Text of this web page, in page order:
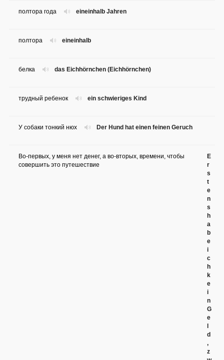
eineinhalb Jahren
полтора года
eineinhalb
полтора
das Eichhörnchen (Eichhörnchen)
белка
ein schwieriges Kind
трудный ребенок
Der Hund hat einen feinen Geruch
У собаки тонкий нюх
E
r
s
t
e
n
s
h
a
b
e
i
c
h
k
e
i
n
G
e
d
,
z
Во-первых, у меня нет денег, а во-вторых, времени, чтобы
совершить это путешествие